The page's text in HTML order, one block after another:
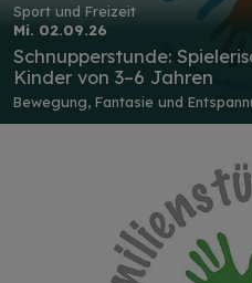
Sport und Freizeit
Mi. 02.09.26
Schnupperstunde:
Kinder von 3–6 Jahren
Bewegung, Fantasie und